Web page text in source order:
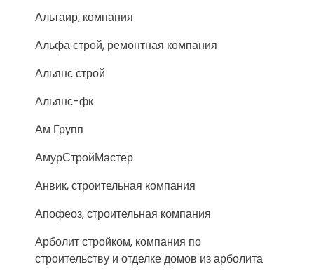
Альтаир, компания
Альфа строй, ремонтная компания
Альянс строй
Альянс-фк
Ам Групп
АмурСтройМастер
Анвик, строительная компания
Апофеоз, строительная компания
Арболит стройком, компания по
строительству и отделке домов из арболита